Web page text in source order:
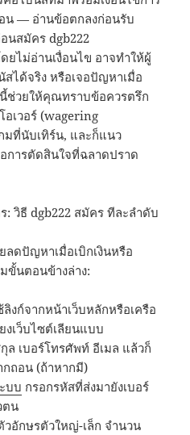
น — อ่านข้อตกลงก่อนรับ
นสมัคร dgb222
ยไม่อ่านเงื่อนไข อาจทำให้ผู้
สได้จริง หรือเจอปัญหาเมื่อ
ช่วยให้คุณทราบข้อควรตรึก
อเวอร์ (wagering
ที่นับเทิร์น, และก็แนว
การตัดสินใจที่ฉลาดปราด
วิธี dgb222 สมัคร ทีละลำดับ
ดปัญหาเมื่อเบิกเงินหรือ
ขั้นตอนข้างล่าง:
งก์จากหน้าเว็บหลักหรือเครือ
งเว็บไซต์เลียนแบบ
เบอร์โทรศัพท์ อีเมล แล้วก็
ถอน (ถ้าหากมี)
บบ กรอกรหัสที่ส่งมายังเบอร์
ตน
อักษรตัวใหญ่-เล็ก จำนวน